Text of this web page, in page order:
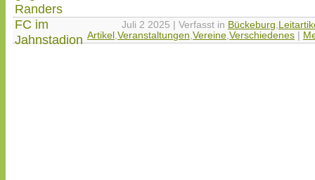
Juli 2 2025 | Verfasst in Bückeburg,
Artikel ,Veranstaltungen,Vereine,Verschiedenes